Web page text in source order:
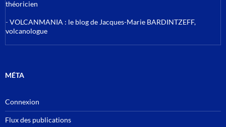
théoricien
-VOLCANMANIA : le blog de Jacques-Marie BARDINTZEFF,
volcanologue
MÉTA
Connexion
Flux des publications